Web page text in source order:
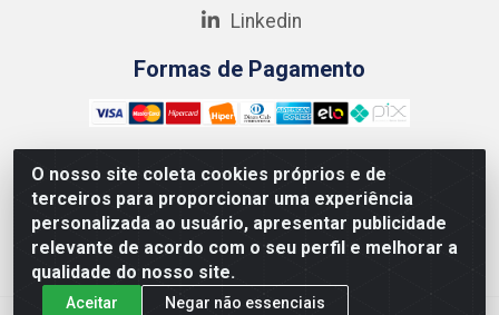
O nosso site coleta cookies próprios e de
terceiros para proporcionar uma experiência
personalizada ao usuário, apresentar publicidade
relevante de acordo com o seu perfil e melhorar a
qualidade do nosso site.
Aceitar Negar não essenciais
Linkedin
Formas de Pagamento
Kgmlan Distribuidora LTDA - CNPJ 18.217.682/0001-54 -
Rua Pedro de Barros Cavalcante, 58 - Bultrins, Olinda/PE
- CEP 53320-110